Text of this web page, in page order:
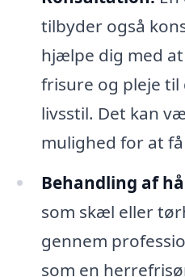
tilbyder også
hjælpe dig med
frisure og pleje
livsstil. Det kan
mulighed for at
Behandling af
som skæl eller
gennem
som en